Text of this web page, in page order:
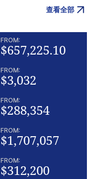
查看全部
FROM:
$657,225.10
FROM:
$3,032
FROM:
$288,354
FROM:
$1,707,057
FROM:
$312,200